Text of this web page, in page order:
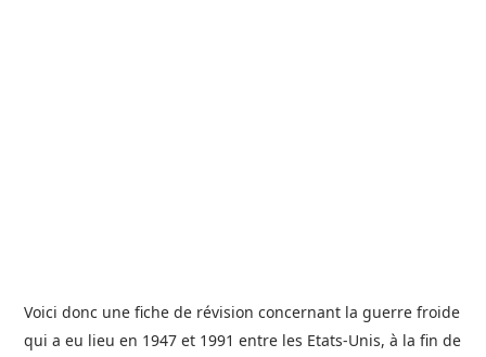
Voici donc une fiche de révision concernant la guerre froide
qui a eu lieu en 1947 et 1991 entre les Etats-Unis, à la fin de